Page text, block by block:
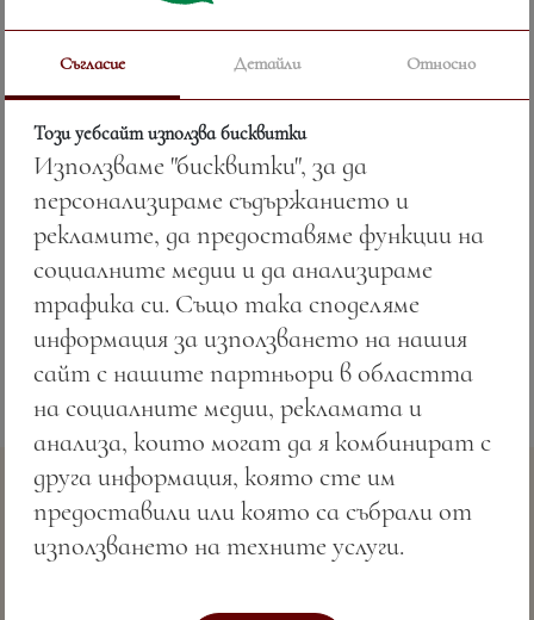
Цена:22.49 лв. / 11.50 €
Тегло:330.00 гр.
гарнирано с къри ориз с ядки
Съгласие Детайли Относно
Този уебсайт използва бисквитки
Използваме "бисквитки", за да
персонализираме съдържанието и
рекламите, да предоставяме функции на
социалните медии и да анализираме
трафика си. Също така споделяме
информация за използването на нашия
сайт с нашите партньори в областта
на социалните медии, рекламата и
анализа, които могат да я комбинират с
друга информация, която сте им
предоставили или която са събрали от
използването на техните услуги.